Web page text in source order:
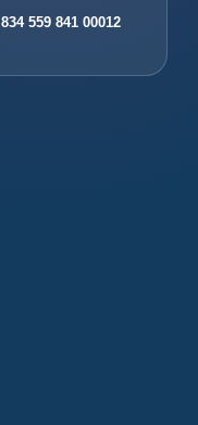
834 559 841 00012